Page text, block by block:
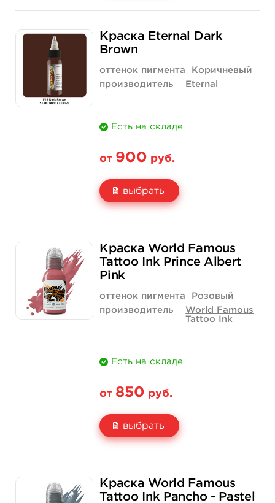
Количество
1 550 руб.
купить купить
Краска Eternal Dark
Brown
оттенок пигмента
Коричневый
производитель
Eternal
Есть на складе
от 900 руб.
выбрать
Количество
900 руб. 1 520 руб.
Краска World Famous
Tattoo Ink Prince Albert
Pink
оттенок пигмента
Розовый
производитель
World Famous
Tattoo Ink
Есть на складе
от 850 руб.
выбрать
850 руб. 1 400 руб.
Краска World Famous
Tattoo Ink Pancho - Pastel